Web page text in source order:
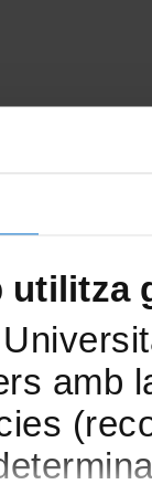
utilitza
amb